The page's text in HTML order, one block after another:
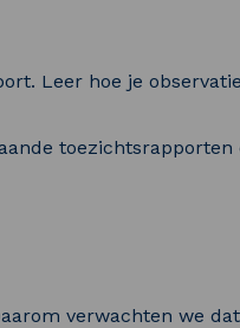
Leer hoe je
toezichtsrapporten
verwachten we